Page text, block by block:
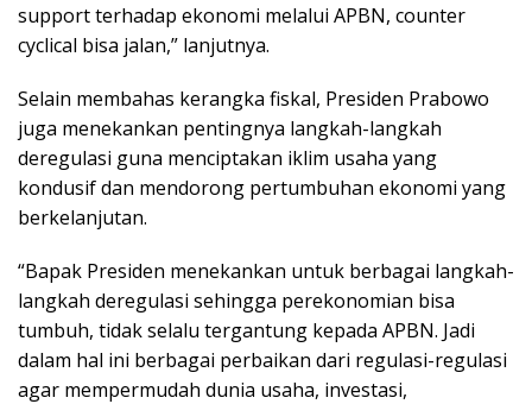
support terhadap ekonomi melalui APBN, counter
cyclical bisa jalan,” lanjutnya.
Selain membahas kerangka fiskal, Presiden Prabowo
juga menekankan pentingnya langkah-langkah
deregulasi guna menciptakan iklim usaha yang
kondusif dan mendorong pertumbuhan ekonomi yang
berkelanjutan.
“Bapak Presiden menekankan untuk berbagai langkah-
langkah deregulasi sehingga perekonomian bisa
tumbuh, tidak selalu tergantung kepada APBN. Jadi
dalam hal ini berbagai perbaikan dari regulasi-regulasi
agar mempermudah dunia usaha, investasi,